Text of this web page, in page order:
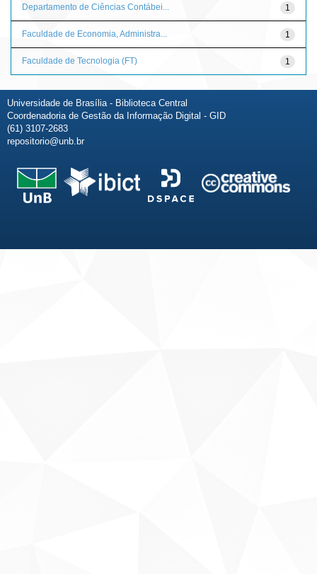
1
Departamento de Ciências Contábei...
1
Faculdade de Economia, Administra...
1
Faculdade de Tecnologia (FT)
Universidade de Brasília - Biblioteca Central
Coordenadoria de Gestão da Informação Digital - GID
(61) 3107-2683
repositorio@unb.br